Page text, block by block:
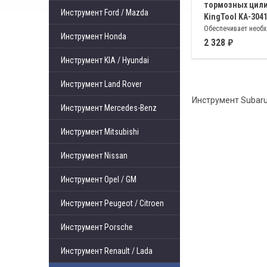
Инструмент Ford / Mazda
Инструмент Honda
Инструмент KIA / Hyundai
Инструмент Land Rover
Инструмент Mercedes-Benz
Инструмент Mitsubishi
Инструмент Nissan
Инструмент Opel / GM
Инструмент Peugeot / Citroen
Инструмент Porsche
Инструмент Renault / Lada
тормозных
KingTool KA-3041
Обеспечивает
давление для
2 328
Инструмент